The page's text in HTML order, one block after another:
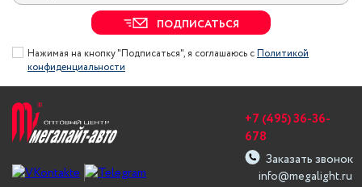
ПОДПИСАТЬСЯ
Нажимая на кнопку "Подписаться", я соглашаюсь сПолитикой
конфиденциальности
info@megalight.ru
+7 (495) 36-36-
678
Заказать звонок